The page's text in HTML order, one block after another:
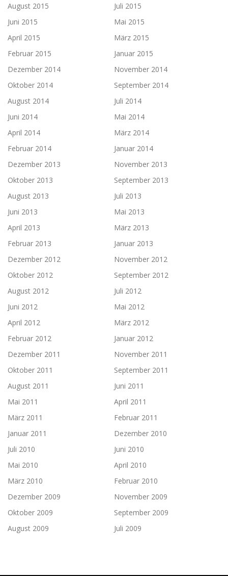
August 2015
Juli 2015
Juni 2015
Mai 2015
April 2015
März 2015
Februar 2015
Januar 2015
Dezember 2014
November 2014
Oktober 2014
September 2014
August 2014
Juli 2014
Juni 2014
Mai 2014
April 2014
März 2014
Februar 2014
Januar 2014
Dezember 2013
November 2013
Oktober 2013
September 2013
August 2013
Juli 2013
Juni 2013
Mai 2013
April 2013
März 2013
Februar 2013
Januar 2013
Dezember 2012
November 2012
Oktober 2012
September 2012
August 2012
Juli 2012
Juni 2012
Mai 2012
April 2012
März 2012
Februar 2012
Januar 2012
Dezember 2011
November 2011
Oktober 2011
September 2011
August 2011
Juni 2011
Mai 2011
April 2011
März 2011
Februar 2011
Januar 2011
Dezember 2010
Juli 2010
Juni 2010
Mai 2010
April 2010
März 2010
Februar 2010
Dezember 2009
November 2009
Oktober 2009
September 2009
August 2009
Juli 2009